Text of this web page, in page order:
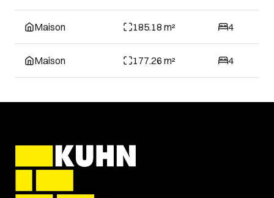
Maison 185.18 m² 4
Maison 177.26 m² 4